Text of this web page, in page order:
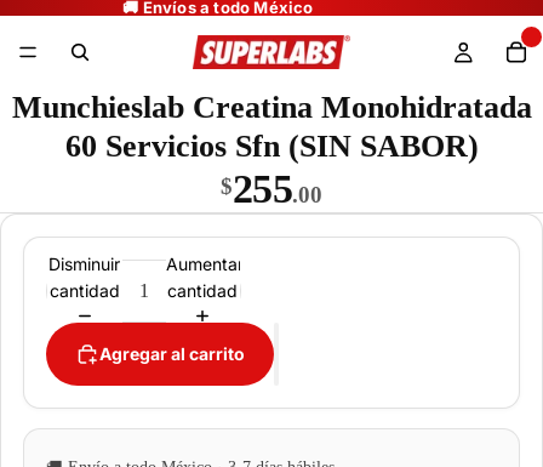
Munchieslab Creatina Monohidratada
60 Servicios Sfn (SIN SABOR)
$255.00
Disminuir
cantidad
Aumentar
cantidad
Agregar al carrito